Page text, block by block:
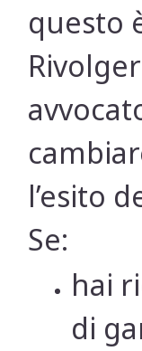
questo
l’esito
Se:
hai
di